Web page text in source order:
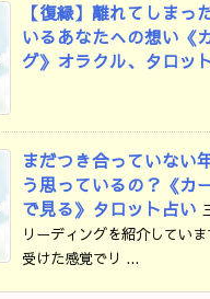
【復縁】離れてしまっ
いるあなたへの想い《
グ》オラクル、タロッ
まだつき合っていない
う思っているの？《カ
で見る》タロット占い
リーディングを紹介してい
受けた感覚でリ ...